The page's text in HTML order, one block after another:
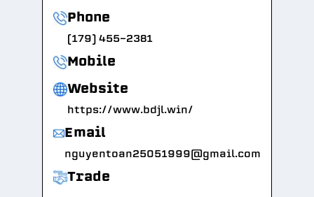
Phone
(179) 455-2381
Mobile
Website
https://www.bdjl.win/
Email
nguyentoan25051999@gmail.com
Trade